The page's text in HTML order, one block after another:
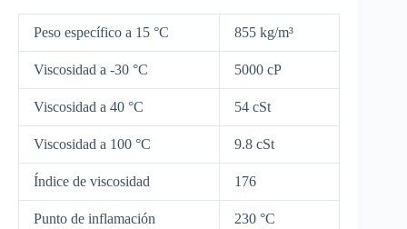
Peso específico a 15 °C 855 kg/m³
Viscosidad a -30 °C 5000 cP
Viscosidad a 40 °C 54 cSt
Viscosidad a 100 °C 9.8 cSt
Índice de viscosidad 176
Punto de inflamación 230 °C